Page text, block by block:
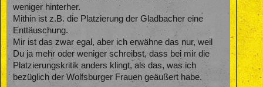
weniger hinterher.
Mithin ist z.B. die Platzierung der Gladbacher eine
Enttäuschung.
Mir ist das zwar egal, aber ich erwähne das nur, weil
Du ja mehr oder weniger schreibst, dass bei mir die
Platzierungskritik anders klingt, als das, was ich
bezüglich der Wolfsburger Frauen geäußert habe.